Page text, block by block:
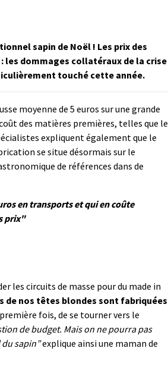
sapin de Noël ! Les prix des
les dommages collatéraux de la crise
touché cette année.
moyenne de 5 euros sur une grande
des matières premières, telles que le
expliquent également que le
se situe désormais sur le
de références dans de
en transports et qui en coûte
prix"
les circuits de masse pour du made in
de nos têtes blondes sont fabriquées
fois, de se tourner vers le
de budget. Mais on ne pourra pas
sapin”explique ainsi une maman de